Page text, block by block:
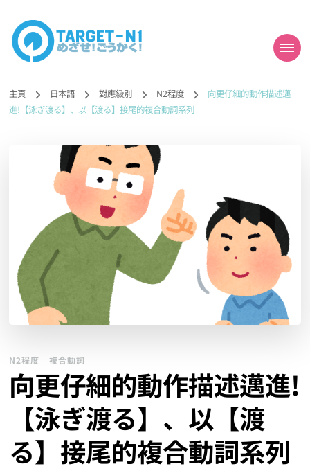
目標!!日本語能力試
N1合格
勉強コンテンツも追加予定!!】
主頁 日本語 對應級別 N2程度
向更仔細的動作描述邁
進!【泳ぎ渡る】、以【渡る】接尾的複合動詞系列
N2程度 複合動詞
向更仔細的動作描述邁進!
【泳ぎ渡る】、以【渡
る】接尾的複合動詞系列